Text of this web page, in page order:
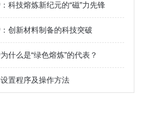
科技熔炼新纪元的“磁”力先锋
创新材料制备的科技突破
什么是“绿色熔炼”的代表？
置程序及操作方法